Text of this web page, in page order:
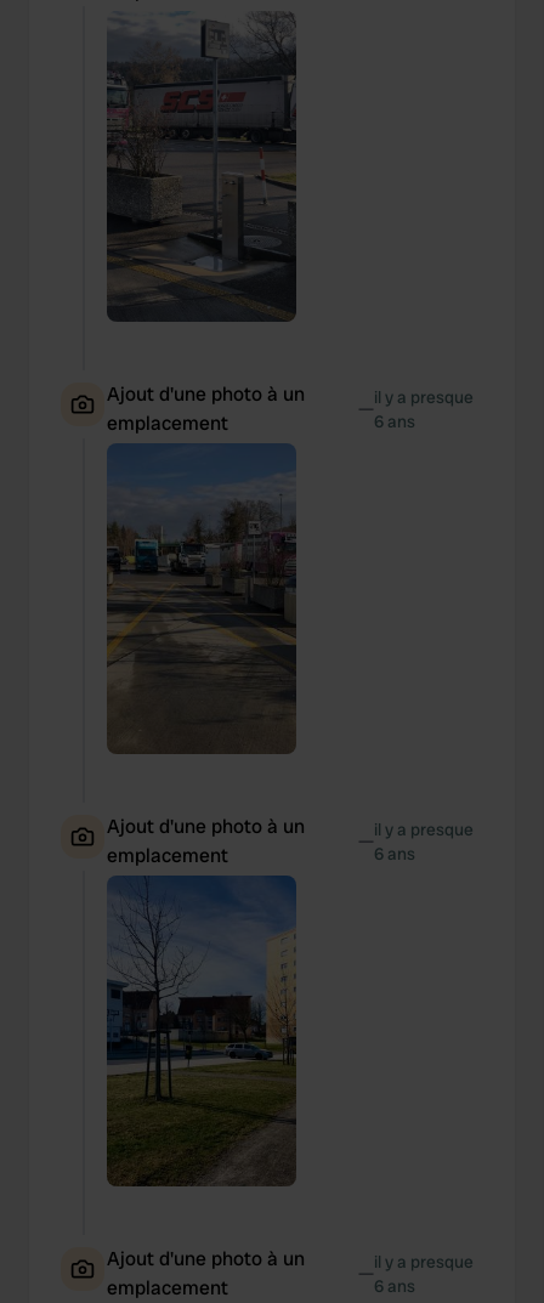
Ajout d'une photo à un
emplacement
—il y a presque
6 ans
Ajout d'une photo à un
emplacement
—il y a presque
6 ans
Ajout d'une photo à un
emplacement
—il y a presque
6 ans